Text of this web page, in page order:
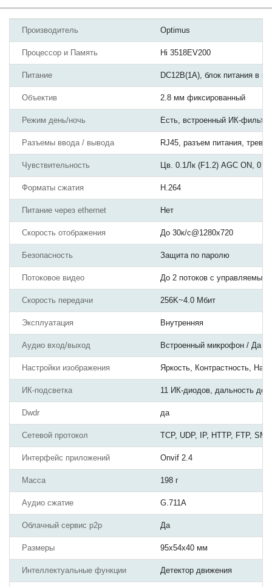
Производитель Optimus
Процессор и Память Hi 3518EV200
Питание DC12В(1А), блок питания в
Объектив 2.8 мм фиксированный
Режим день/ночь Есть, встроенный ИК-фильтр
Разъемы ввода / вывода RJ45, разъем питания,
Чувствительность Цв. 0.1Лк (F1.2) AGC ON, 0
Форматы сжатия H.264
Питание через ethernet Нет
Скорость отображения До 30к/с@1280х720
Безопасность Защита по паролю
Потоковое видео До 2 потоков с
Скорость передачи 256K~4.0 Мбит
Эксплуатация Внутренняя
Аудио вход/выход Встроенный микрофон / Да
Настройки изображения Яркость, Контрастность,
ИК-подсветка 11 ИК-диодов, дальность до
Dwdr да
Сетевой протокол TCP, UDP, IP, HTTP, FTP,
Интерфейс приложений Onvif 2.4
Масса 198 г
Аудио сжатие G.711A
Облачный сервис p2p Да
Размеры 95х54x40 мм
Интеллектуальные функции Детектор движения